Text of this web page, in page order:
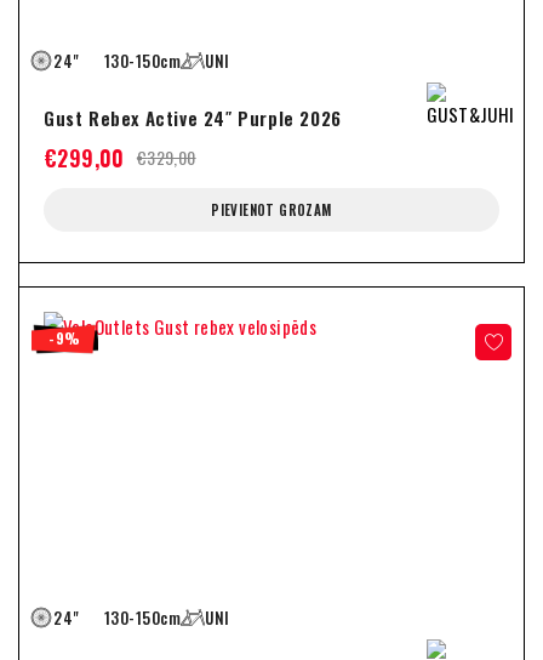
24" 130-150cm UNI
Gust Rebex Active 24″ Purple 2026
€329,00
€299,00
PIEVIENOT GROZAM
-9%
24" 130-150cm UNI